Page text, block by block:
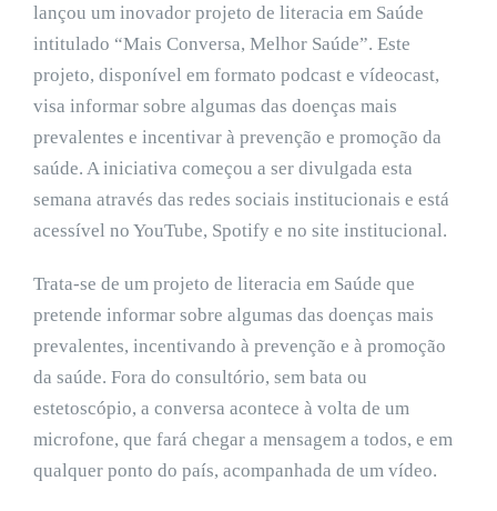
lançou um inovador projeto de literacia em Saúde
intitulado “Mais Conversa, Melhor Saúde”. Este
projeto, disponível em formato podcast e vídeocast,
visa informar sobre algumas das doenças mais
prevalentes e incentivar à prevenção e promoção da
saúde. A iniciativa começou a ser divulgada esta
semana através das redes sociais institucionais e está
acessível no YouTube, Spotify e no site institucional.
Trata-se de um projeto de literacia em Saúde que
pretende informar sobre algumas das doenças mais
prevalentes, incentivando à prevenção e à promoção
da saúde. Fora do consultório, sem bata ou
estetoscópio, a conversa acontece à volta de um
microfone, que fará chegar a mensagem a todos, e em
qualquer ponto do país, acompanhada de um vídeo.